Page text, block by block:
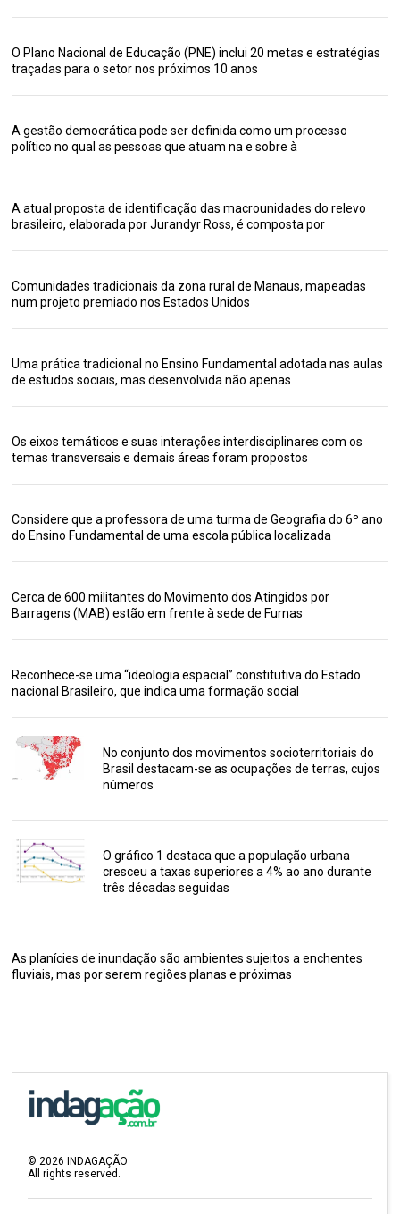
O Plano Nacional de Educação (PNE) inclui 20 metas e estratégias
traçadas para o setor nos próximos 10 anos
A gestão democrática pode ser definida como um processo
político no qual as pessoas que atuam na e sobre à
A atual proposta de identificação das macrounidades do relevo
brasileiro, elaborada por Jurandyr Ross, é composta por
Comunidades tradicionais da zona rural de Manaus, mapeadas
num projeto premiado nos Estados Unidos
Uma prática tradicional no Ensino Fundamental adotada nas aulas
de estudos sociais, mas desenvolvida não apenas
Os eixos temáticos e suas interações interdisciplinares com os
temas transversais e demais áreas foram propostos
Considere que a professora de uma turma de Geografia do 6º ano
do Ensino Fundamental de uma escola pública localizada
Cerca de 600 militantes do Movimento dos Atingidos por
Barragens (MAB) estão em frente à sede de Furnas
Reconhece-se uma “ideologia espacial” constitutiva do Estado
nacional Brasileiro, que indica uma formação social
No conjunto dos movimentos socioterritoriais do
Brasil destacam-se as ocupações de terras, cujos
números
O gráfico 1 destaca que a população urbana
cresceu a taxas superiores a 4% ao ano durante
três décadas seguidas
As planícies de inundação são ambientes sujeitos a enchentes
fluviais, mas por serem regiões planas e próximas
©2026 INDAGAÇÃO
All rights reserved.